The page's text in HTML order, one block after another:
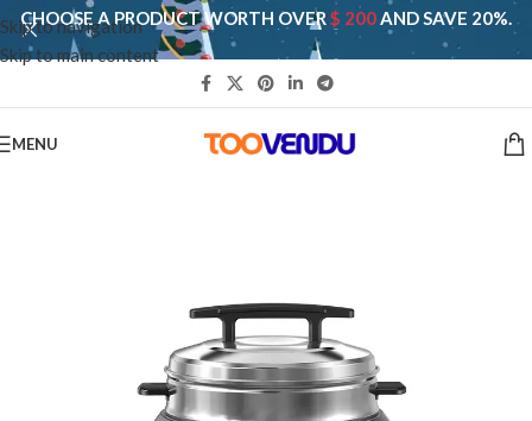
Skip to navigation
Skip to main content
CHOOSE A PRODUCT WORTH OVER$ 200AND SAVE 20%.
MENU